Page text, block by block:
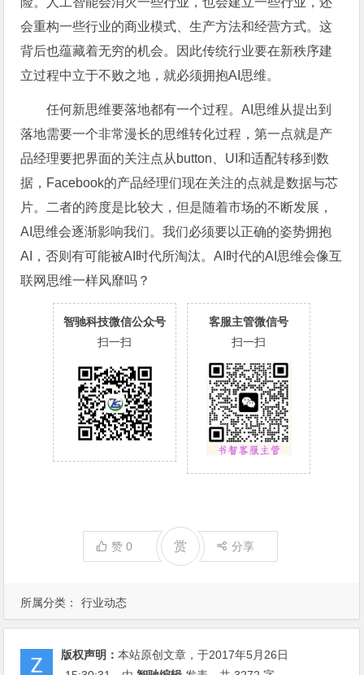
所属分类： 行业动态
会重构一些行业的商业模式、生产方法和经营方式。这
背后也蕴藏着无穷的机会。因此传统行业要在新秩序建
立过程中立于不败之地，就必须拥抱AI思维。
任何新思维要落地都有一个过程。AI思维从提出到
落地需要一个非常漫长的思维转化过程，第一点就是产
品经理要把界面的关注点从button、UI和适配转移到数
据，Facebook的产品经理们现在关注的点就是数据与芯
片。二者的跨度是比较大，但是随着市场的不断发展，
AI思维会逐渐影响我们。我们必须要以正确的姿势拥抱
AI，否则有可能被AI时代所淘汰。AI时代的AI思维会像互
联网思维一样风靡吗？
智驰科技微信公众号
扫一扫
客服主管微信号
扫一扫
赞0 赏 分享
版权声明：本站原创文章，于2017年5月26日